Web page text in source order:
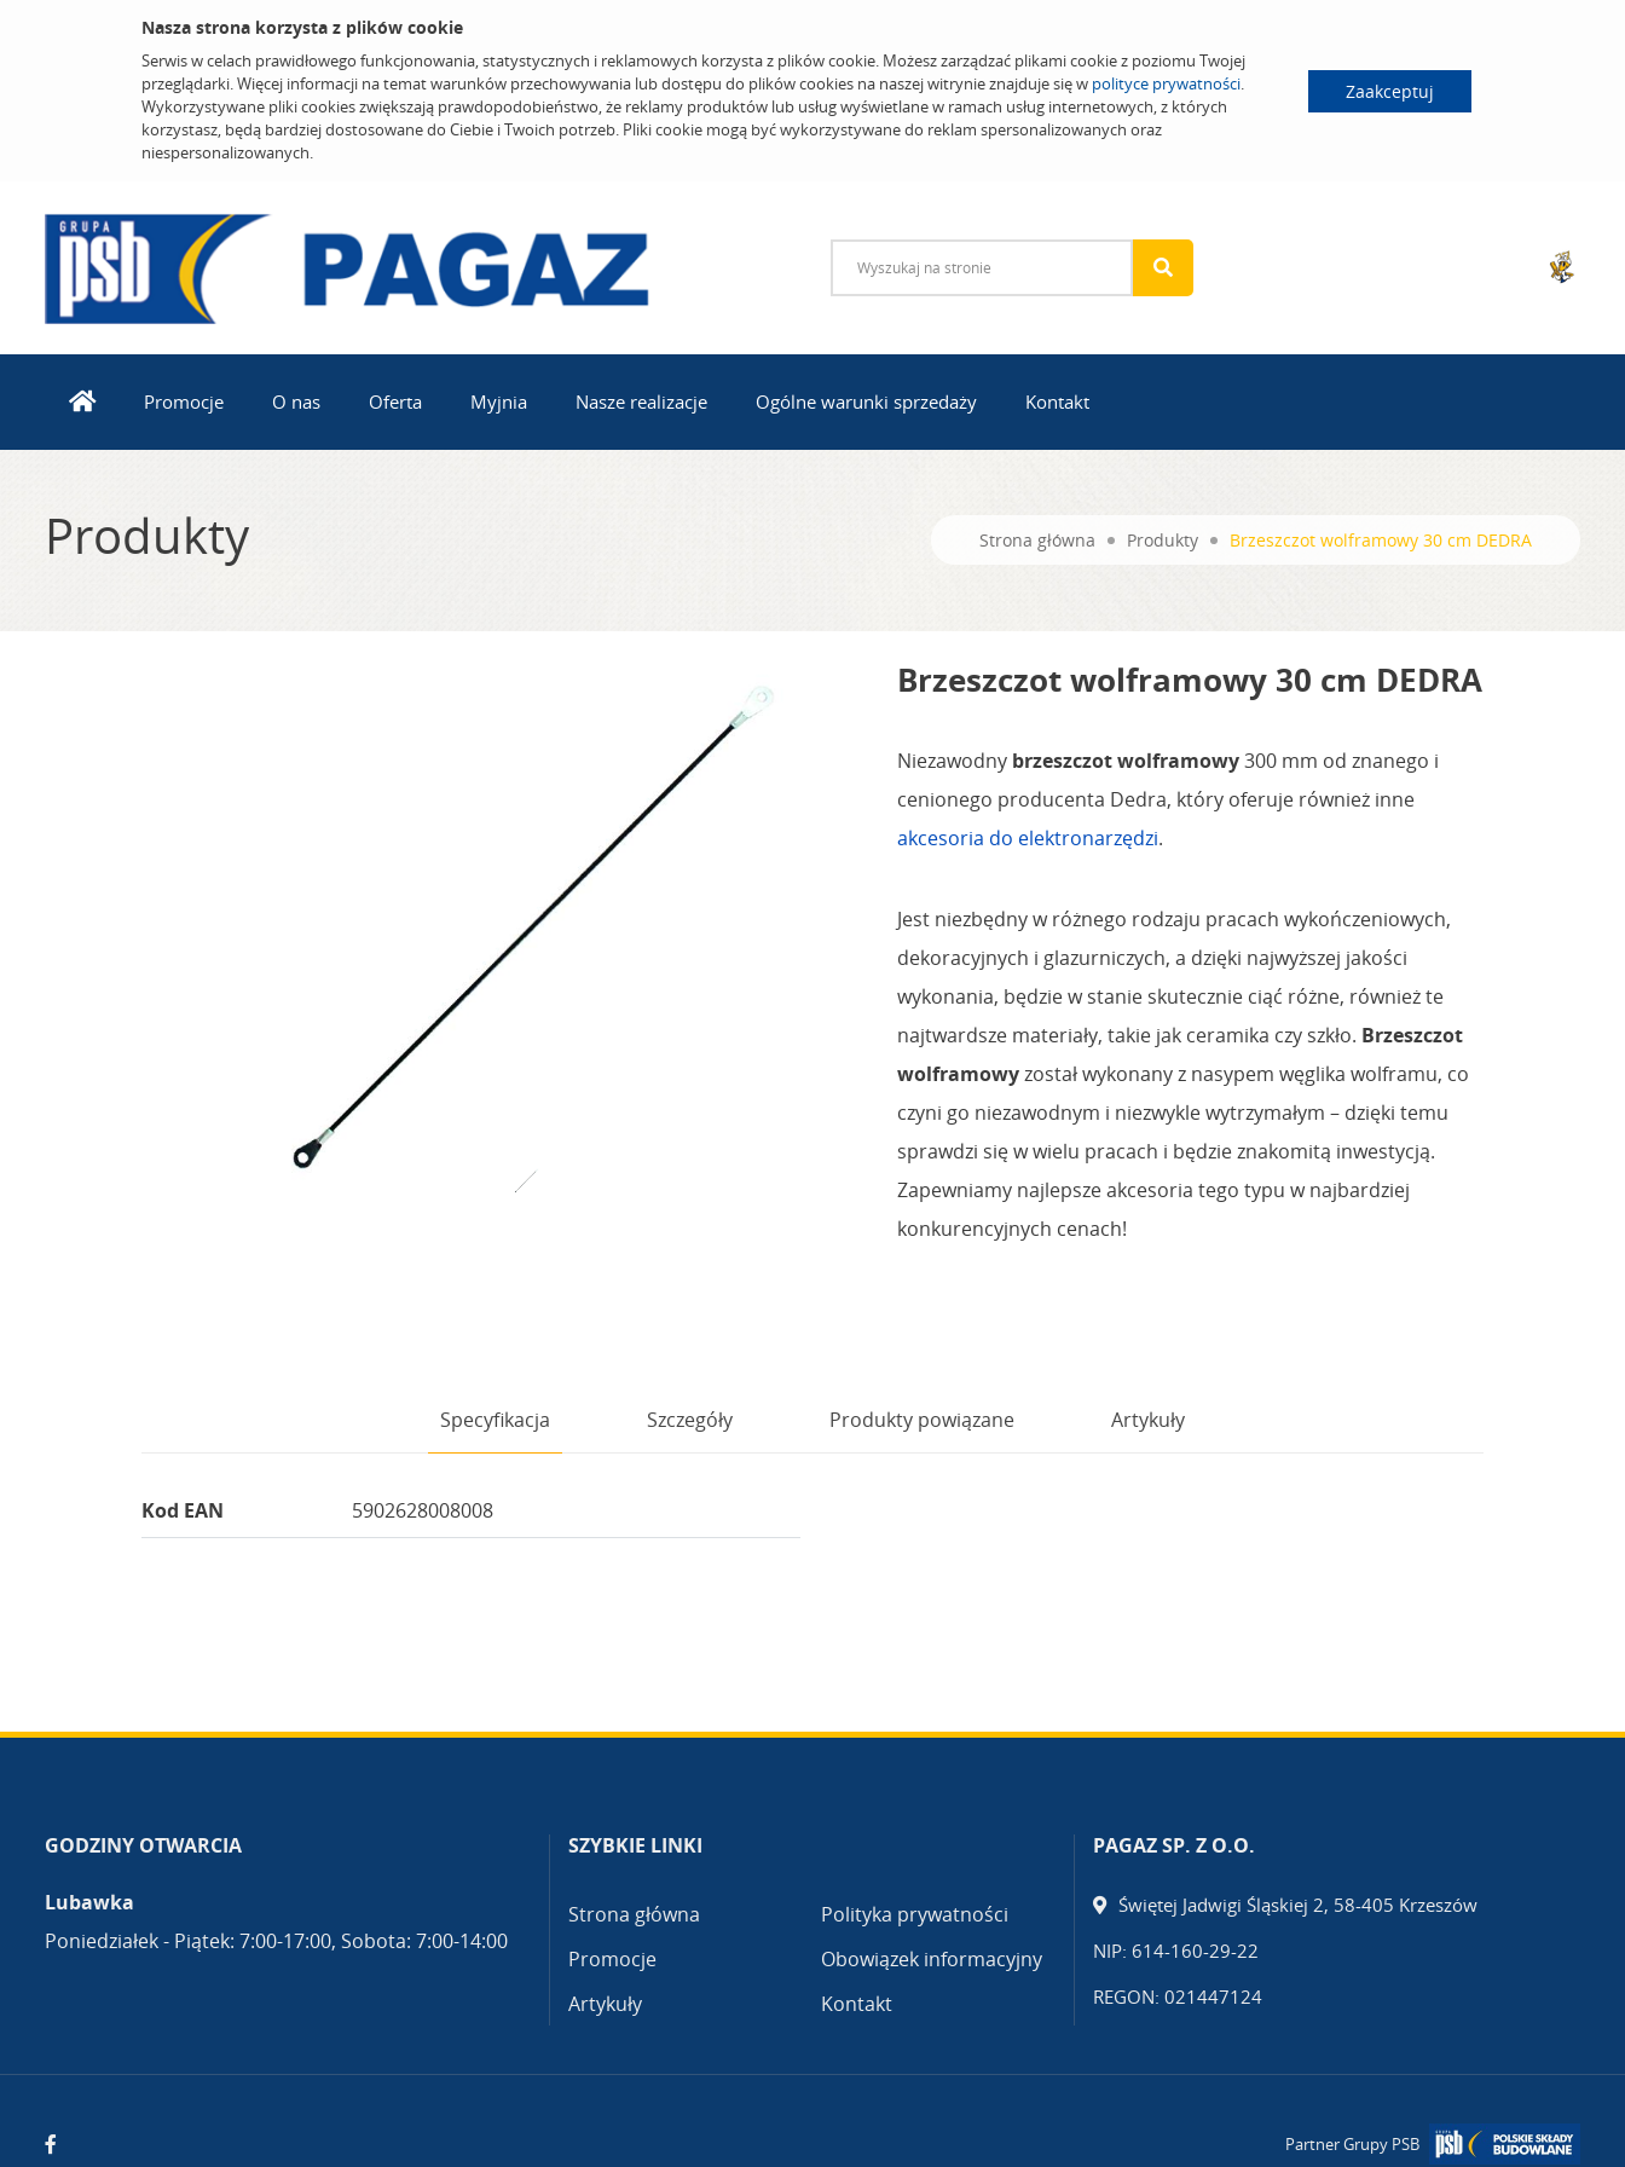
Nasza strona korzysta z plików cookie
Serwis w celach prawidłowego funkcjonowania, statystycznych i reklamowych korzysta z plików cookie. Możesz zarządzać plikami cookie z poziomu Twojej
przeglądarki. Więcej informacji na temat warunków przechowywania lub dostępu do plików cookies na naszej witrynie znajduje się w polityce prywatności.
Wykorzystywane pliki cookies zwiększają prawdopodobieństwo, że reklamy produktów lub usług wyświetlane w ramach usług internetowych, z których
korzystasz, będą bardziej dostosowane do Ciebie i Twoich potrzeb. Pliki cookie mogą być wykorzystywane do reklam spersonalizowanych oraz
niespersonalizowanych.
Zaakceptuj
Promocje O nas Oferta Myjnia Nasze realizacje Ogólne warunki sprzedaży Kontakt
Produkty Strona główna Produkty Brzeszczot wolframowy 30 cm DEDRA
Brzeszczot wolframowy 30 cm DEDRA
Niezawodny brzeszczot wolframowy300 mm od znanego i
cenionego producenta Dedra, który oferuje również inne
akcesoria do elektronarzędzi.
Jest niezbędny w różnego rodzaju pracach wykończeniowych,
dekoracyjnych i glazurniczych, a dzięki najwyższej jakości
wykonania, będzie w stanie skutecznie ciąć różne, również te
najtwardsze materiały, takie jak ceramika czy szkło. Brzeszczot
wolframowyzostał wykonany z nasypem węglika wolframu, co
czyni go niezawodnym i niezwykle wytrzymałym – dzięki temu
sprawdzi się w wielu pracach i będzie znakomitą inwestycją.
Zapewniamy najlepsze akcesoria tego typu w najbardziej
konkurencyjnych cenach!
Specyfikacja Szczegóły Produkty powiązane Artykuły
Kod EAN 5902628008008
GODZINY OTWARCIA
Lubawka
Poniedziałek - Piątek: 7:00-17:00, Sobota: 7:00-14:00
SZYBKIE LINKI
Strona główna
Promocje
Artykuły
Polityka prywatności
Obowiązek informacyjny
Kontakt
PAGAZ SP. Z O.O.
Świętej Jadwigi Śląskiej 2, 58-405 Krzeszów
NIP: 614-160-29-22
REGON: 021447124
Partner Grupy PSB